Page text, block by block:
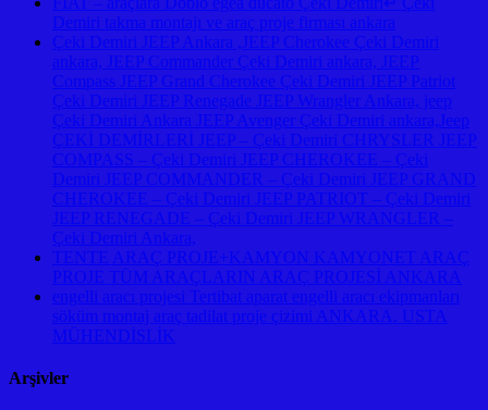
Demiri takma montajı ve araç proje firması ankara
Çeki Demiri JEEP Ankara ,JEEP Cherokee Çeki Demiri
ankara, JEEP Commander Çeki Demiri ankara, JEEP
Compass JEEP Grand Cherokee Çeki Demiri JEEP Patriot
Çeki Demiri JEEP Renegade JEEP Wrangler Ankara, jeep
Çeki Demiri Ankara JEEP Avenger Çeki Demiri ankara,Jeep
ÇEKİ DEMİRLERİ JEEP – Çeki Demiri CHRYSLER JEEP
COMPASS – Çeki Demiri JEEP CHEROKEE – Çeki
Demiri JEEP COMMANDER – Çeki Demiri JEEP GRAND
CHEROKEE – Çeki Demiri JEEP PATRIOT – Çeki Demiri
JEEP RENEGADE – Çeki Demiri JEEP WRANGLER –
Çeki Demiri Ankara,
TENTE ARAÇ PROJE+KAMYON KAMYONET ARAÇ
PROJE TÜM ARAÇLARIN ARAÇ PROJESİ ANKARA
engelli aracı projesi Tertibat aparat engelli aracı ekipmanları
söküm montaj araç tadilat proje çizimi ANKARA. USTA
MÜHENDİSLİK
Arşivler